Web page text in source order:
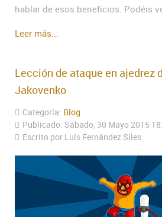
hablar de esos beneficios. Podéis
Leer más...
Lección de ataque en ajedrez
Jakovenko
Categoría: Blog
Publicado: Sábado, 30 Mayo 2015
Escrito por Luís Fernández Siles